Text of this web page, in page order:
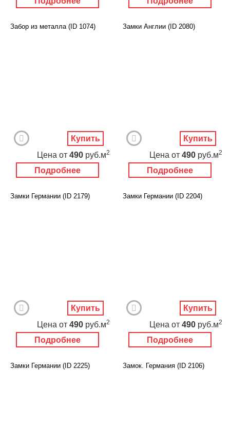
Забор из металла (ID 1074)
Подробнее
Цена от 490 руб.м2
Купить
Замки Англии (ID 2080)
Подробнее
Цена от 490 руб.м2
Купить
Замки Германии (ID 2179)
Подробнее
Цена от 490 руб.м2
Купить
Замки Германии (ID 2204)
Подробнее
Цена от 490 руб.м2
Купить
Замки Германии (ID 2225) Замок. Германия (ID 2106)